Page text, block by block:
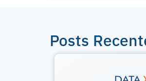
Posts